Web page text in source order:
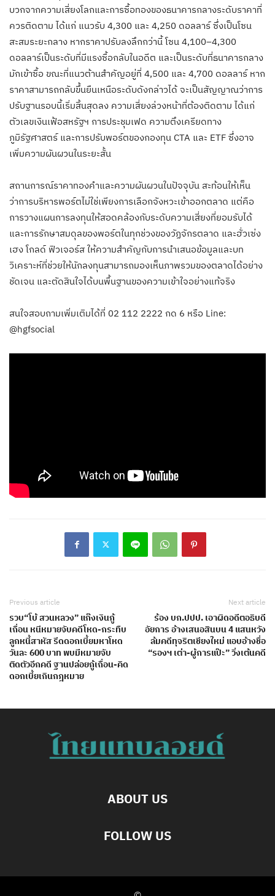
บวกจากความเสี่ยงโลกและการซื้อทองของธนาคารกลางระดับราคาที่
ควรติดตาม ได้แก่ แนวรับ 4,300 และ 4,250 ดอลลาร์ ซึ่งเป็นโซน
สะสมระยะกลาง หากราคาปรับลงลึกกว่านี้ โซน 4,100–4,300
ดอลลาร์เป็นระดับที่มีแรงซื้อกลับในอดีต และเป็นระดับที่ธนาคารกลาง
มักเข้าซื้อ ขณะที่แนวต้านสำคัญอยู่ที่ 4,500 และ 4,700 ดอลลาร์ หาก
ราคาสามารถกลับขึ้นยืนเหนือระดับดังกล่าวได้ จะเป็นสัญญาณว่าการ
ปรับฐานรอบนี้เริ่มสิ้นสุดลง ความเสี่ยงล่วงหน้าที่ต้องติดตาม ได้แก่
ตัวเลขเงินเฟ้อสหรัฐฯ การประชุมเฟด ความตึงเครียดทาง
ภูมิรัฐศาสตร์ และการปรับพอร์ตของกองทุน CTA และ ETF ซึ่งอาจ
เพิ่มความผันผวนในระยะสั้น
สถานการณ์ราคาทองคำและความผันผวนในปัจจุบัน สะท้อนให้เห็น
ว่าการบริหารพอร์ตไม่ใช่เพียงการเลือกจังหวะเข้าออกตลาด แต่คือ
การวางแผนการลงทุนให้สอดคล้องกับระดับความเสี่ยงที่ยอมรับได้
และการรักษาสมดุลของพอร์ตในทุกช่วงของวัฏจักรตลาด และฮั่วเซ่ง
เฮง โกลด์ ฟิวเจอร์ส ให้ความสำคัญกับการนำเสนอข้อมูลและบท
วิเคราะห์ที่ช่วยให้นักลงทุนสามารถมองเห็นภาพรวมของตลาดได้อย่าง
ชัดเจน และตัดสินใจได้บนพื้นฐานของความเข้าใจอย่างแท้จริง
สนใจสอบถามเพิ่มเติมได้ที่ 02 112 2222 กด 6 หรือ Line:
@hgfsocial
Previous article
รวบ“โบ้ สวนหลวง” แก๊งเงินกู้
เถื่อน หนีหมายจับคดีโหด-กระทืบ
ลูกหนี้สาหัส รีดดอกเบี้ยมหาโหด
วันละ 600 บาท พบมีหมายจับ
ติดตัวอีกคดี ฐานปล่อยกู้เถื่อน-คิด
ดอกเบี้ยเกินกฎหมาย
Next article
ร้อง บก.ปปป. เอาผิดอดีตอธิบดี
อัยการ อ้างเสนอสินบน 4 แสนหวัง
ล้มคดีทุจริตเชียงใหม่ แอบอ้างชื่อ
“รองฯ เต่า-ผู้การแป๊ะ” วิ่งเต้นคดี
ABOUT US
FOLLOW US